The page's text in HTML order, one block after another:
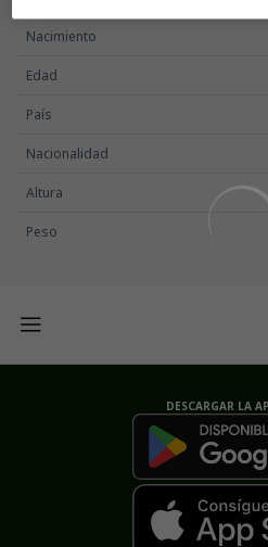
Nacimiento
Edad
País
Nacionalidad
Altura
Peso
DESCARGAR LA